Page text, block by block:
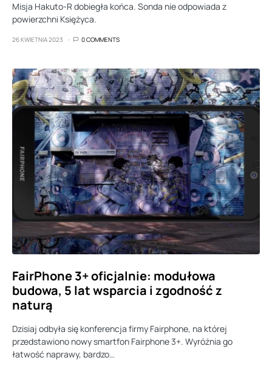
Misja Hakuto-R dobiegła końca. Sonda nie odpowiada z
powierzchni Księżyca.
26 KWIETNIA 2023 0 COMMENTS
FairPhone 3+ oficjalnie: modułowa
budowa, 5 lat wsparcia i zgodność z
naturą
Dzisiaj odbyła się konferencja firmy Fairphone, na której
przedstawiono nowy smartfon Fairphone 3+. Wyróżnia go
łatwość naprawy, bardzo…